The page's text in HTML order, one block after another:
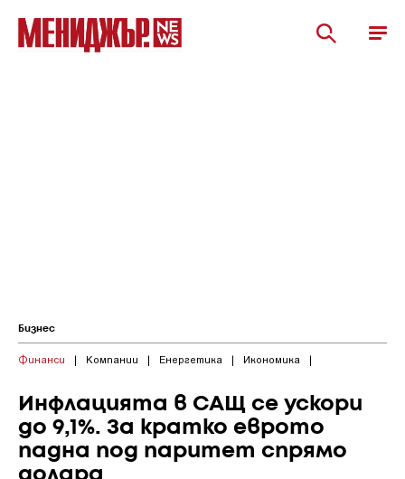
Бизнес
Финанси | Компании | Енергетика | Икономика |
Инфлацията в САЩ се ускори
до 9,1%. За кратко еврото
падна под паритет спрямо
долара